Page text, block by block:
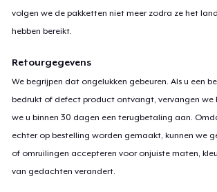
volgen we de pakketten niet meer zodra ze het
hebben bereikt.
Retourgegevens
We begrijpen dat ongelukken gebeuren. Als u een
bedrukt of defect product ontvangt, vervangen we
we u binnen 30 dagen een terugbetaling aan.
echter op bestelling worden gemaakt, kunnen we
of omruilingen accepteren voor onjuiste maten,
van gedachten verandert.